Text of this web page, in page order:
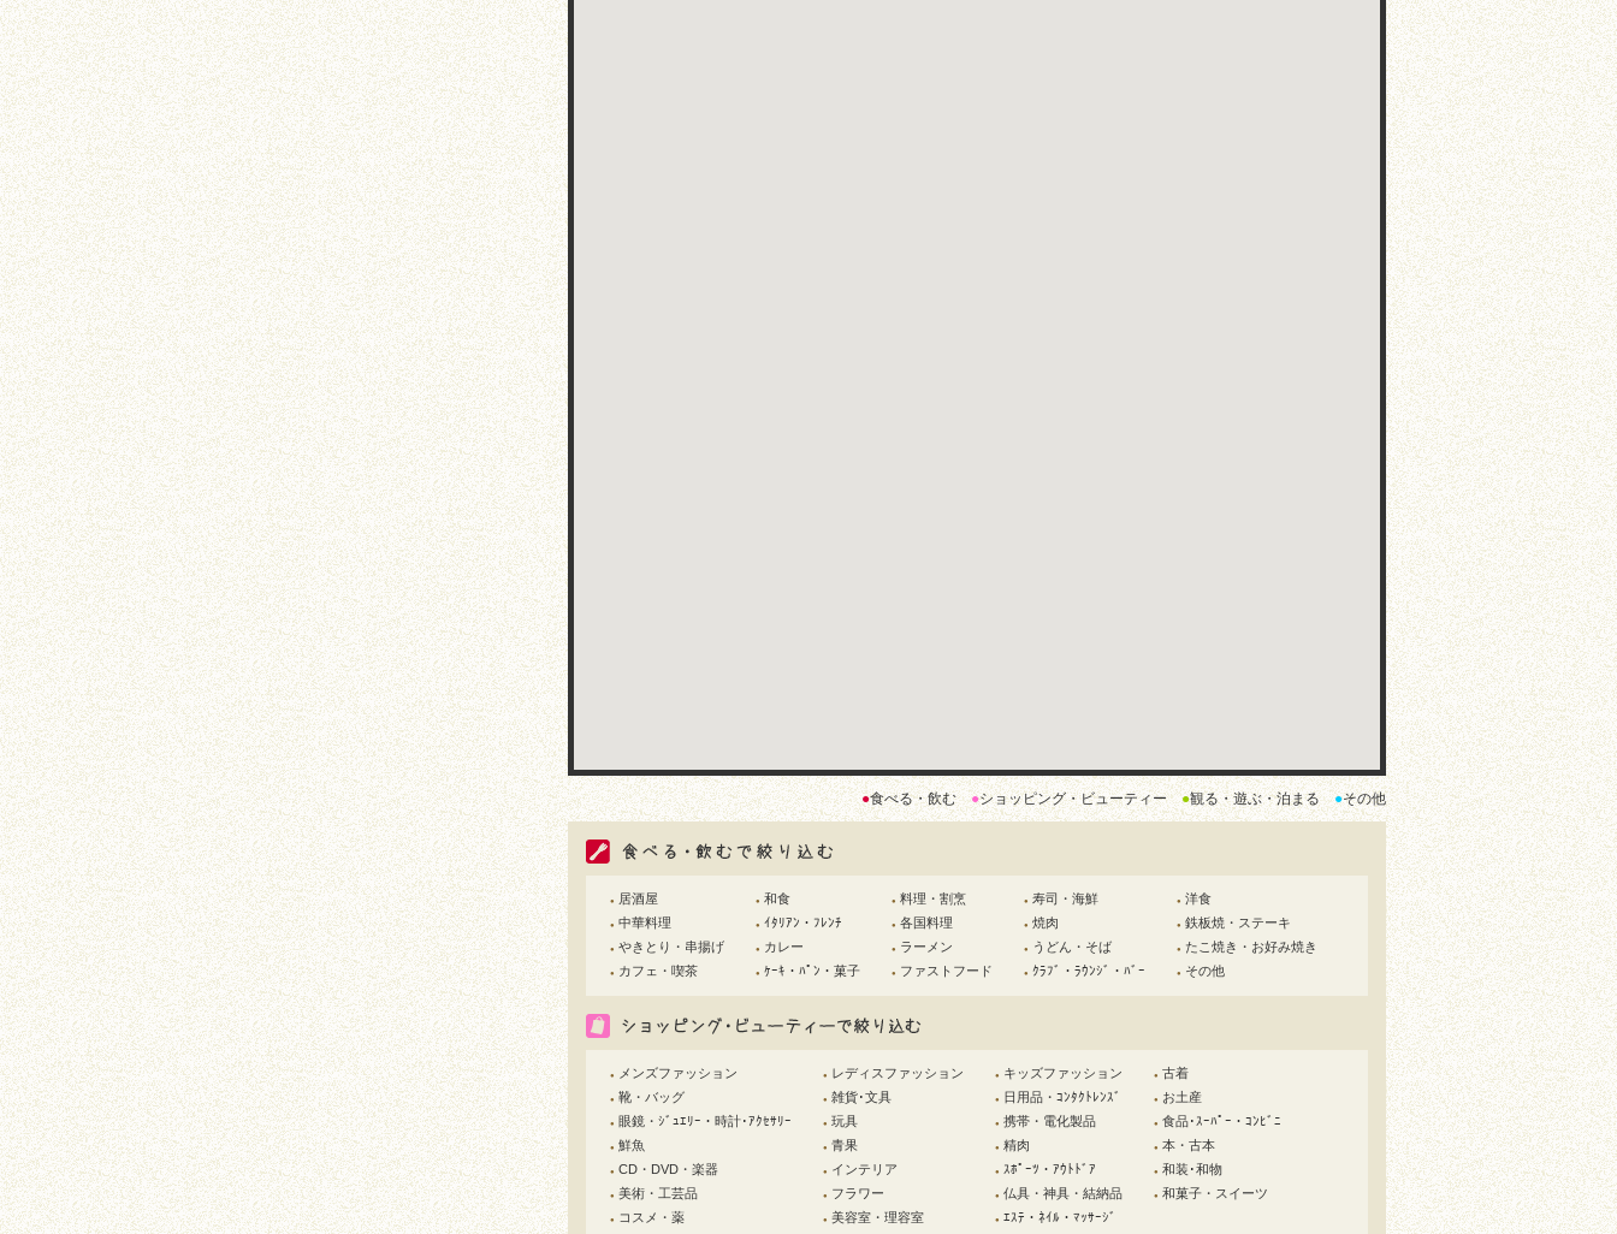
●食べる・飲む●ショッピング・ビューティー●観る・遊ぶ・泊まる●その他
● 居酒屋
● 中華料理
● やきとり・串揚げ
● カフェ・喫茶
● 和食
● ｲﾀﾘｱﾝ・ﾌﾚﾝﾁ
● カレー
● ｹｰｷ・ﾊﾟﾝ・菓子
● 料理・割烹
● 各国料理
● ラーメン
● ファストフード
● 寿司・海鮮
● 焼肉
● うどん・そば
● ｸﾗﾌﾞ・ﾗｳﾝｼﾞ・ﾊﾞｰ
● 洋食
● 鉄板焼・ステーキ
● たこ焼き・お好み焼き
● その他
● メンズファッション
● 靴・バッグ
● 眼鏡・ｼﾞｭｴﾘｰ・時計･ｱｸｾｻﾘｰ
● 鮮魚
● CD・DVD・楽器
● 美術・工芸品
● コスメ・薬
● レディスファッション
● 雑貨･文具
● 玩具
● 青果
● インテリア
● フラワー
● 美容室・理容室
● キッズファッション
● 日用品・ｺﾝﾀｸﾄﾚﾝｽﾞ
● 携帯・電化製品
● 精肉
● ｽﾎﾟｰﾂ・ｱｳﾄﾄﾞｱ
● 仏具・神具・結納品
● ｴｽﾃ・ﾈｲﾙ・ﾏｯｻｰｼﾞ
● 古着
● お土産
● 食品･ｽｰﾊﾟｰ・ｺﾝﾋﾞﾆ
● 本・古本
● 和装･和物
● 和菓子・スイーツ